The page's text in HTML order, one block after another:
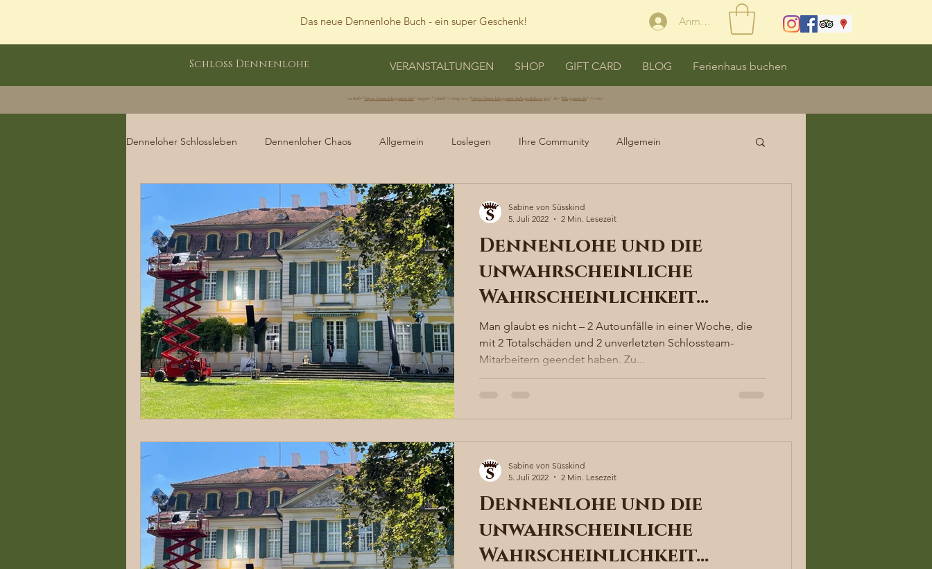
Das neue Dennenlohe Buch - ein super Geschenk! Anmelden
Schloss Dennenlohe VERANSTALTUNGEN SHOP GIFT CARD BLOG Ferienhaus buchen
<a href=" https://www.bloggerei.de/" target="_blank"><img src=" https://www.bloggerei.de/bgpublicon.jpg" alt="Bloggerei.de" /></a>
Denneloher Schlossleben Dennenloher Chaos Allgemein Loslegen Ihre Community Allgemein
Dennenloher Schlossleben
Dennenlohe und die
unwahrscheinliche
Wahrscheinlichkeit…
Man glaubt es nicht – 2 Autounfälle in einer Woche, die
mit 2 Totalschäden und 2 unverletzten Schlossteam-
Mitarbeitern geendet haben. Zu...
Sabine von Süsskind
5. Juli 2022
2 Min. Lesezeit
Dennenlohe und die
unwahrscheinliche
Wahrscheinlichkeit…
Sabine von Süsskind
5. Juli 2022
2 Min. Lesezeit